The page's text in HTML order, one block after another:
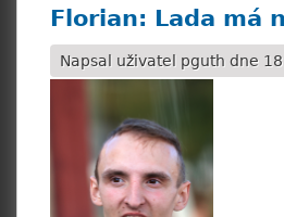
Florian: Lada má
Napsal uživatel pguth dne